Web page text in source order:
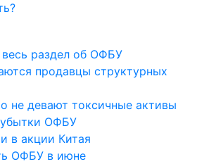
продавцы структурных
не девают токсичные активы
ОФБУ
в акции Китая
ОФБУ в июне